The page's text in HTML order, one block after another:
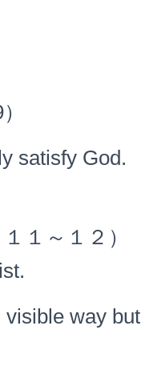
satisfy God.
１～１２）
way but